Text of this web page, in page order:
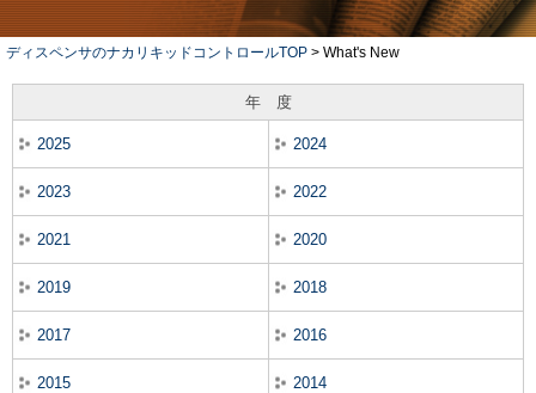
ディスペンサのナカリキッドコントロールTOP > What's New
年 度
2025 2024
2023 2022
2021 2020
2019 2018
2017 2016
2015 2014